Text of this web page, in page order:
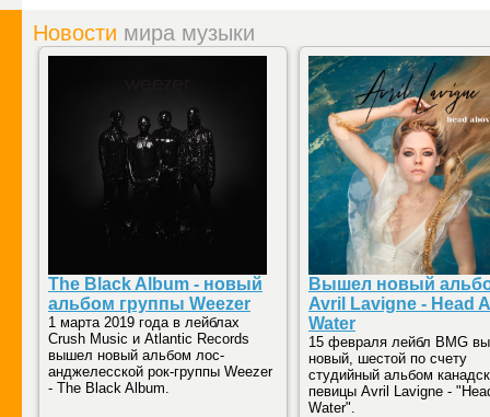
Новости мира музыки
The Black Album - новый
альбом группы Weezer
1 марта 2019 года в лейблах
Crush Music и Atlantic Records
вышел новый альбом лос-
анджелесской рок-группы Weezer
- The Black Album.
Вышел новый
Avril Lavigne - Head
Water
15 февраля лейбл BMG
новый, шестой по счету
студийный альбом
певицы Avril Lavigne -
Water".